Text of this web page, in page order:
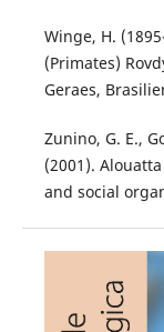
Winge, H.
(Primates)
Geraes,
Zunino, G. E.,
(2001).
and social